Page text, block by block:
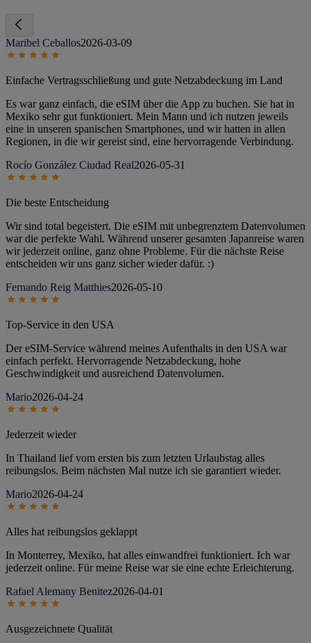
Maribel Ceballos2026-03-09
Einfache Vertragsschließung und gute Netzabdeckung im Land
Es war ganz einfach, die eSIM über die App zu buchen. Sie hat in
Mexiko sehr gut funktioniert. Mein Mann und ich nutzen jeweils
eine in unseren spanischen Smartphones, und wir hatten in allen
Regionen, in die wir gereist sind, eine hervorragende Verbindung.
Rocío González Ciudad Real2026-05-31
Die beste Entscheidung
Wir sind total begeistert. Die eSIM mit unbegrenztem Datenvolumen
war die perfekte Wahl. Während unserer gesamten Japanreise waren
wir jederzeit online, ganz ohne Probleme. Für die nächste Reise
entscheiden wir uns ganz sicher wieder dafür. :)
Fernando Reig Matthies2026-05-10
Top-Service in den USA
Der eSIM-Service während meines Aufenthalts in den USA war
einfach perfekt. Hervorragende Netzabdeckung, hohe
Geschwindigkeit und ausreichend Datenvolumen.
Mario2026-04-24
Jederzeit wieder
In Thailand lief vom ersten bis zum letzten Urlaubstag alles
reibungslos. Beim nächsten Mal nutze ich sie garantiert wieder.
Mario2026-04-24
Alles hat reibungslos geklappt
In Monterrey, Mexiko, hat alles einwandfrei funktioniert. Ich war
jederzeit online. Für meine Reise war sie eine echte Erleichterung.
Rafael Alemany Benitez2026-04-01
Ausgezeichnete Qualität